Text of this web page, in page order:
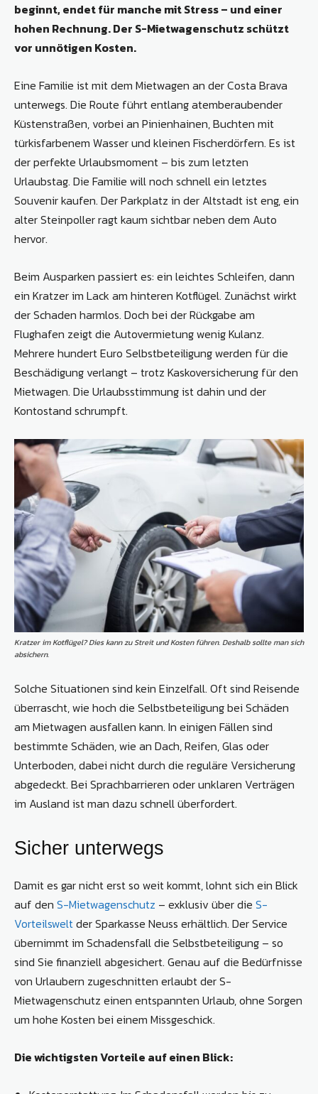
beginnt, endet für manche mit Stress – und einer
hohen Rechnung. Der S-Mietwagenschutz schützt
vor unnötigen Kosten.
Eine Familie ist mit dem Mietwagen an der Costa Brava
unterwegs. Die Route führt entlang atemberaubender
Küstenstraßen, vorbei an Pinienhainen, Buchten mit
türkisfarbenem Wasser und kleinen Fischerdörfern. Es ist
der perfekte Urlaubsmoment – bis zum letzten
Urlaubstag. Die Familie will noch schnell ein letztes
Souvenir kaufen. Der Parkplatz in der Altstadt ist eng, ein
alter Steinpoller ragt kaum sichtbar neben dem Auto
hervor.
Beim Ausparken passiert es: ein leichtes Schleifen, dann
ein Kratzer im Lack am hinteren Kotflügel. Zunächst wirkt
der Schaden harmlos. Doch bei der Rückgabe am
Flughafen zeigt die Autovermietung wenig Kulanz.
Mehrere hundert Euro Selbstbeteiligung werden für die
Beschädigung verlangt – trotz Kaskoversicherung für den
Mietwagen. Die Urlaubsstimmung ist dahin und der
Kontostand schrumpft.
Kratzer im Kotflügel? Dies kann zu Streit und Kosten führen. Deshalb sollte man sich
absichern.
Solche Situationen sind kein Einzelfall. Oft sind Reisende
überrascht, wie hoch die Selbstbeteiligung bei Schäden
am Mietwagen ausfallen kann. In einigen Fällen sind
bestimmte Schäden, wie an Dach, Reifen, Glas oder
Unterboden, dabei nicht durch die reguläre Versicherung
abgedeckt. Bei Sprachbarrieren oder unklaren Verträgen
im Ausland ist man dazu schnell überfordert.
Sicher unterwegs
Damit es gar nicht erst so weit kommt, lohnt sich ein Blick
auf den S-Mietwagenschutz – exklusiv über die S-
Vorteilsweltder Sparkasse Neuss erhältlich. Der Service
übernimmt im Schadensfall die Selbstbeteiligung – so
sind Sie finanziell abgesichert. Genau auf die Bedürfnisse
von Urlaubern zugeschnitten erlaubt der S-
Mietwagenschutz einen entspannten Urlaub, ohne Sorgen
um hohe Kosten bei einem Missgeschick.
Die wichtigsten Vorteile auf einen Blick: